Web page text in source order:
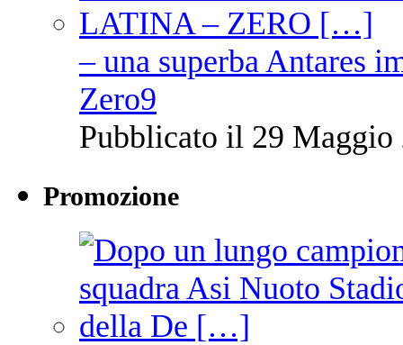
– una superba Antares
Zero9
Pubblicato il 29 Maggio
Promozione